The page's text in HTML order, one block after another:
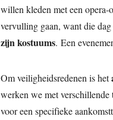
willen kleden met een opera-
vervulling gaan, want die dag
zijn kostuums. Een
Om veiligheidsredenen is het
werken we met verschillende
voor een specifieke